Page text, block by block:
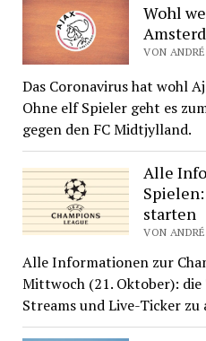
Wohl
VON
Das Coronavirus hat wohl
Ohne elf Spieler geht es
gegen den FC Midtjylland.
Alle
starten
VON
Alle Informationen zur
Mittwoch (21. Oktober):
Streams und Live-Ticker zu